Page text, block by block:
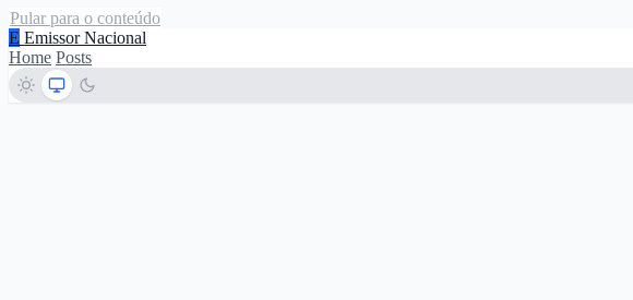
Pular para o conteúdo
E Emissor Nacional
Home Posts